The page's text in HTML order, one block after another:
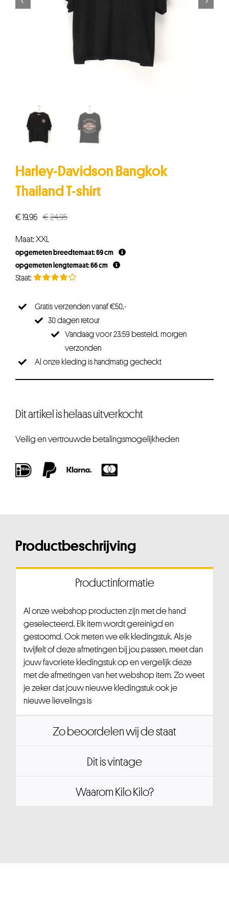
Harley-Davidson Bangkok
Thailand T-shirt
€24,95Oorspronkelijke
€24,95.
€19,96
Huidige
€19,96.
Maat: XXL
opgemeten breedtemaat: 69 cm
opgemeten lengtemaat: 66 cm
Gratis verzenden vanaf €50,-
30 dagen retour
Vandaag voor 23:59 besteld, morgen
verzonden
Al onze kleding is handmatig gecheckt
Dit artikel is helaas uitverkocht
Veilig en vertrouwde betalingsmogelijkheden
Productbeschrijving
Productinformatie
Al onze webshop producten zijn met de hand
geselecteerd. Elk item wordt gereinigd en
gestoomd. Ook meten we elk kledingstuk. Als je
twijfelt of deze afmetingen bij jou passen, meet dan
jouw favoriete kledingstuk op en vergelijk deze
met de afmetingen van het webshop item. Zo weet
je zeker dat jouw nieuwe kledingstuk ook je
nieuwe lievelings is
Zo beoordelen wij de staat
Dit is vintage
Waarom Kilo Kilo?